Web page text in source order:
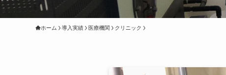
ホーム 導入実績 医療機関 クリニック